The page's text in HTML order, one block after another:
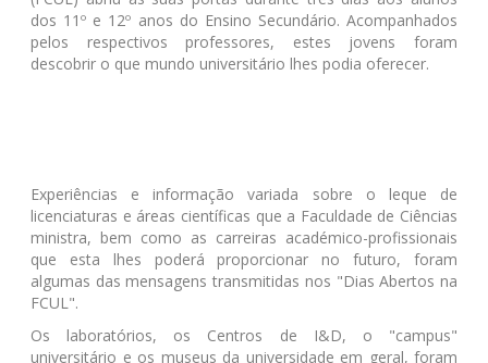
dos 11º e 12º anos do Ensino Secundário. Acompanhados
pelos respectivos professores, estes jovens foram
descobrir o que mundo universitário lhes podia oferecer.
Experiências e informação variada sobre o leque de
licenciaturas e áreas científicas que a Faculdade de Ciências
ministra, bem como as carreiras académico-profissionais
que esta lhes poderá proporcionar no futuro, foram
algumas das mensagens transmitidas nos "Dias Abertos na
FCUL".
Os laboratórios, os Centros de I&D, o "campus"
universitário e os museus da universidade em geral, foram